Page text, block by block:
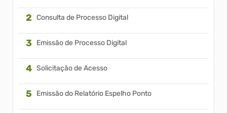
Consulta de Processo Digital
Emissão de Processo Digital
Solicitação de Acesso
Emissão do Relatório Espelho Ponto